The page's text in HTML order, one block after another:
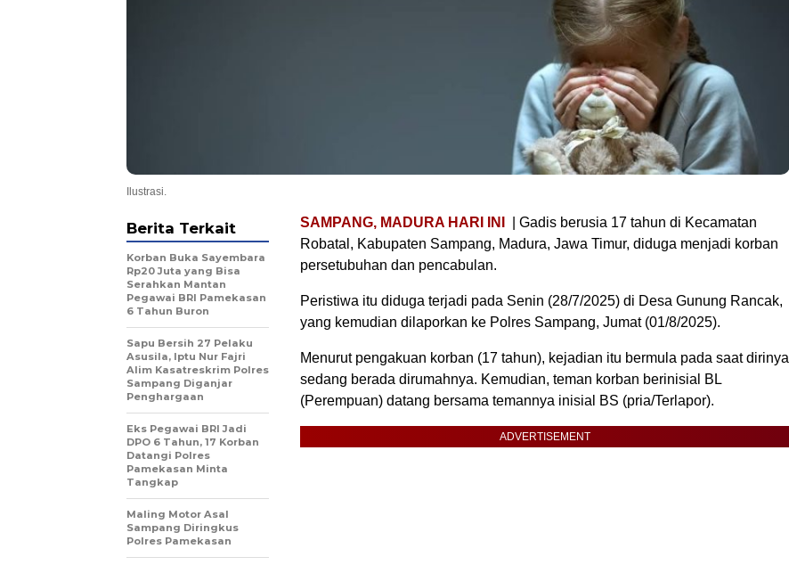
Ilustrasi.
SAMPANG, MADURA HARI INI
| Gadis berusia 17 tahun di Kecamatan
Robatal, Kabupaten Sampang, Madura, Jawa Timur, diduga menjadi korban
persetubuhan dan pencabulan.
Peristiwa itu diduga terjadi pada Senin (28/7/2025) di Desa Gunung Rancak,
yang kemudian dilaporkan ke Polres Sampang, Jumat (01/8/2025).
Menurut pengakuan korban (17 tahun), kejadian itu bermula pada saat dirinya
sedang berada dirumahnya. Kemudian, teman korban berinisial BL
(Perempuan) datang bersama temannya inisial BS (pria/Terlapor).
ADVERTISEMENT
.
Berita Terkait
Korban Buka Sayembara
Rp20 Juta yang Bisa
Serahkan Mantan
Pegawai BRI Pamekasan
6 Tahun Buron
Sapu Bersih 27 Pelaku
Asusila, Iptu Nur Fajri
Alim Kasatreskrim Polres
Sampang Diganjar
Penghargaan
Eks Pegawai BRI Jadi
DPO 6 Tahun, 17 Korban
Datangi Polres
Pamekasan Minta
Tangkap
Maling Motor Asal
Sampang Diringkus
Polres Pamekasan